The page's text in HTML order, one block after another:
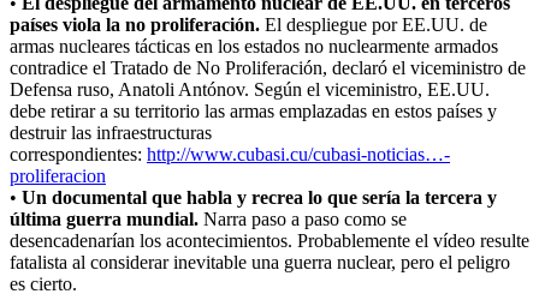
países viola la no proliferación. El despliegue por EE.UU. de
armas nucleares tácticas en los estados no nuclearmente armados
contradice el Tratado de No Proliferación, declaró el viceministro de
Defensa ruso, Anatoli Antónov. Según el viceministro, EE.UU.
debe retirar a su territorio las armas emplazadas en estos países y
destruir las infraestructuras
correspondientes: http://www.cubasi.cu/cubasi-noticias…-
proliferacion
• Un documental que habla y recrea lo que sería la tercera y
última guerra mundial. Narra paso a paso como se
desencadenarían los acontecimientos. Probablemente el vídeo resulte
fatalista al considerar inevitable una guerra nuclear, pero el peligro
es cierto.